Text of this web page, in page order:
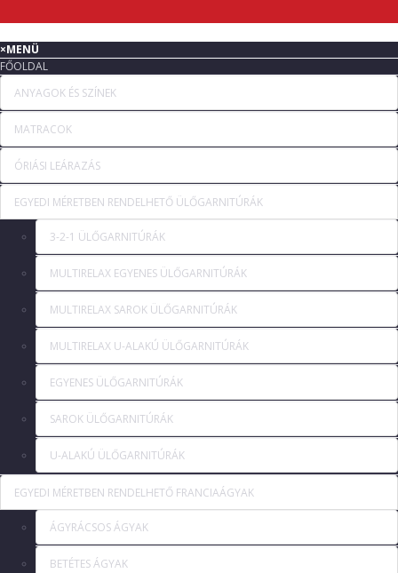
×MENÜ
FŐOLDAL
ANYAGOK ÉS SZÍNEK
MATRACOK
ÓRIÁSI LEÁRAZÁS
EGYEDI MÉRETBEN RENDELHETŐ ÜLŐGARNITÚRÁK
3-2-1 ÜLŐGARNITÚRÁK
MULTIRELAX EGYENES ÜLŐGARNITÚRÁK
MULTIRELAX SAROK ÜLŐGARNITÚRÁK
MULTIRELAX U-ALAKÚ ÜLŐGARNITÚRÁK
EGYENES ÜLŐGARNITÚRÁK
SAROK ÜLŐGARNITÚRÁK
U-ALAKÚ ÜLŐGARNITÚRÁK
EGYEDI MÉRETBEN RENDELHETŐ FRANCIAÁGYAK
ÁGYRÁCSOS ÁGYAK
BETÉTES ÁGYAK